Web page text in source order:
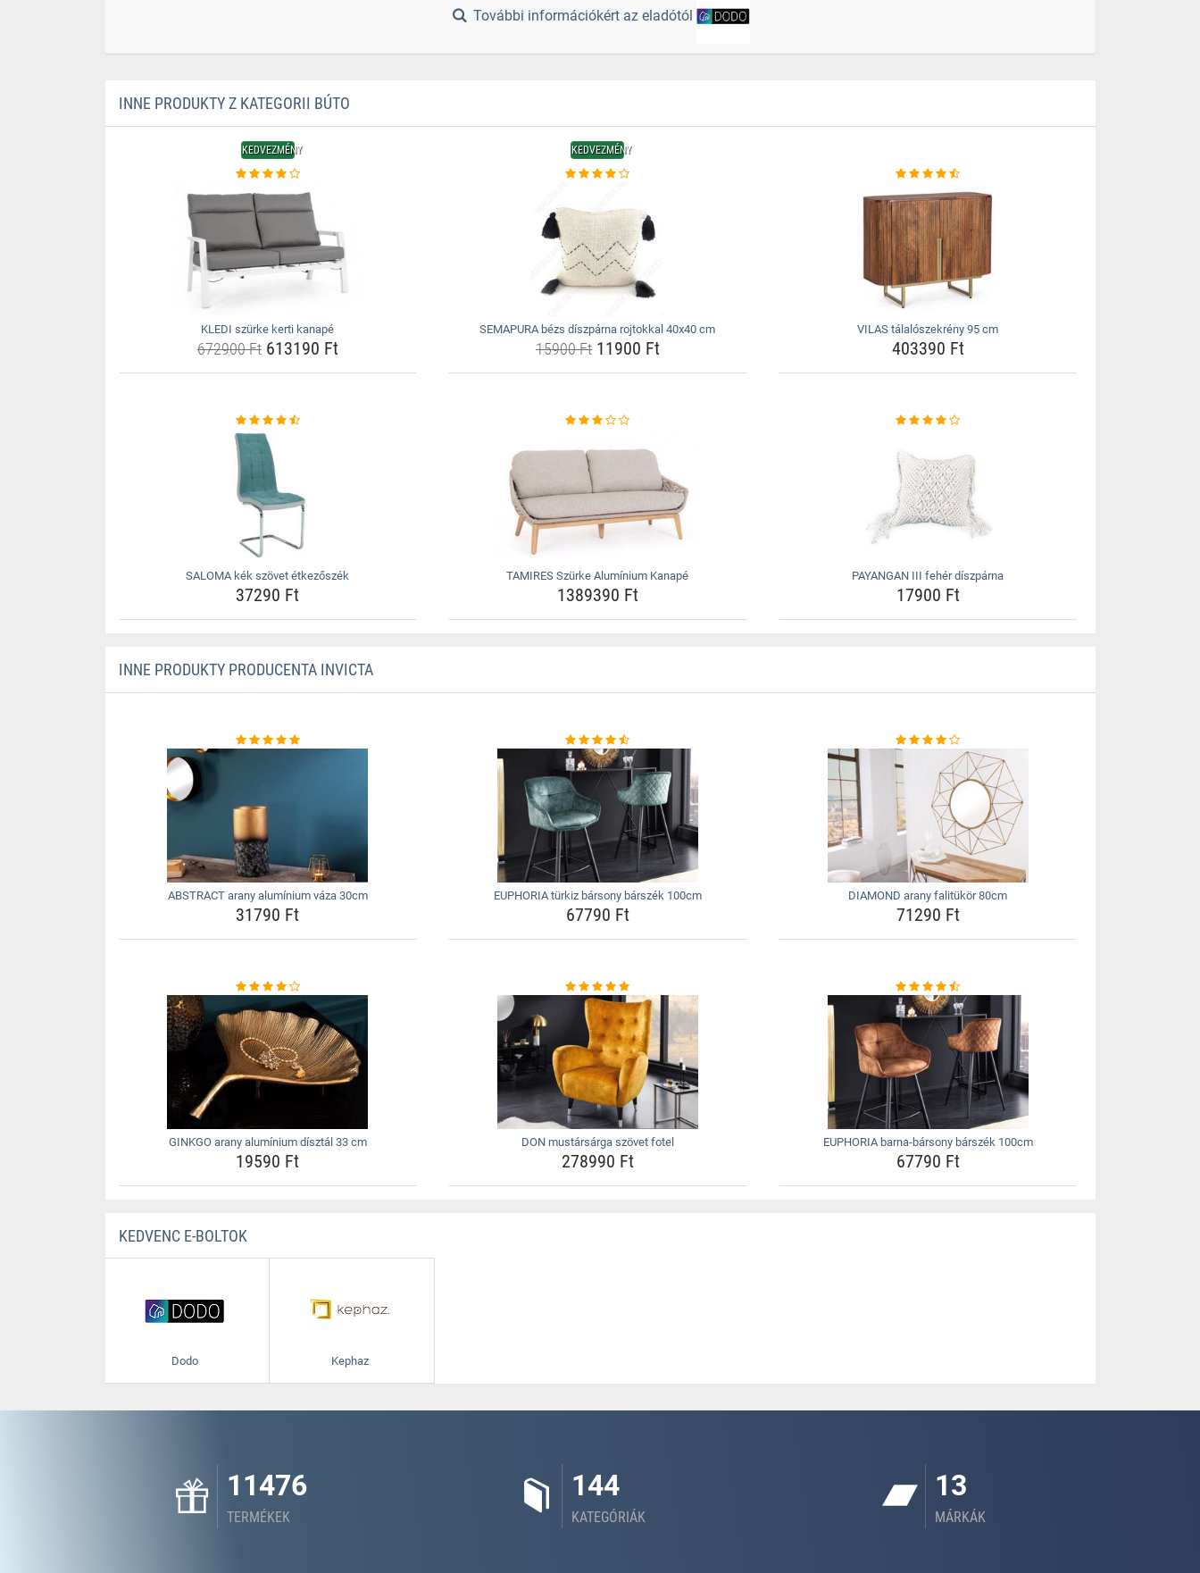
További információkért az eladótól
INNE PRODUKTY Z KATEGORII BÚTO
KEDVEZMÉNY
KLEDI szürke kerti kanapé
672900 Ft613190 Ft
KEDVEZMÉNY
SEMAPURA bézs díszpárna rojtokkal 40x40 cm
15900 Ft11900 Ft
VILAS tálalószekrény 95 cm
403390 Ft
SALOMA kék szövet étkezőszék
37290 Ft
TAMIRES Szürke Alumínium Kanapé
1389390 Ft
PAYANGAN III fehér díszpárna
17900 Ft
INNE PRODUKTY PRODUCENTA INVICTA
ABSTRACT arany alumínium váza 30cm
31790 Ft
EUPHORIA türkiz bársony bárszék 100cm
67790 Ft
DIAMOND arany falitükör 80cm
71290 Ft
GINKGO arany alumínium dísztál 33 cm
19590 Ft
DON mustársárga szövet fotel
278990 Ft
EUPHORIA barna-bársony bárszék 100cm
67790 Ft
KEDVENC E-BOLTOK
Dodo Kephaz
11476
TERMÉKEK
144
KATEGÓRIÁK
13
MÁRKÁK